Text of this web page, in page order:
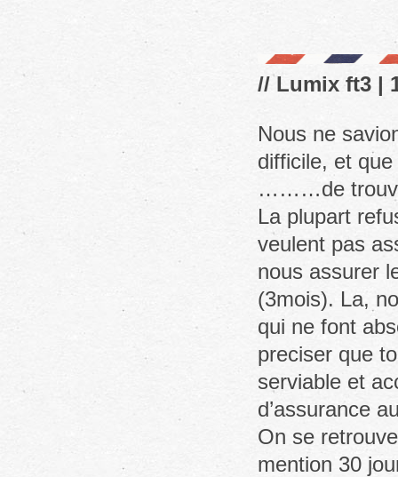
// Lumix ft3 |
Nous ne
difficile, et
………de
La plupart
veulent pas
nous assurer
(3mois). La,
qui ne font
preciser que
serviable et
d’assurance
On se
mention 30